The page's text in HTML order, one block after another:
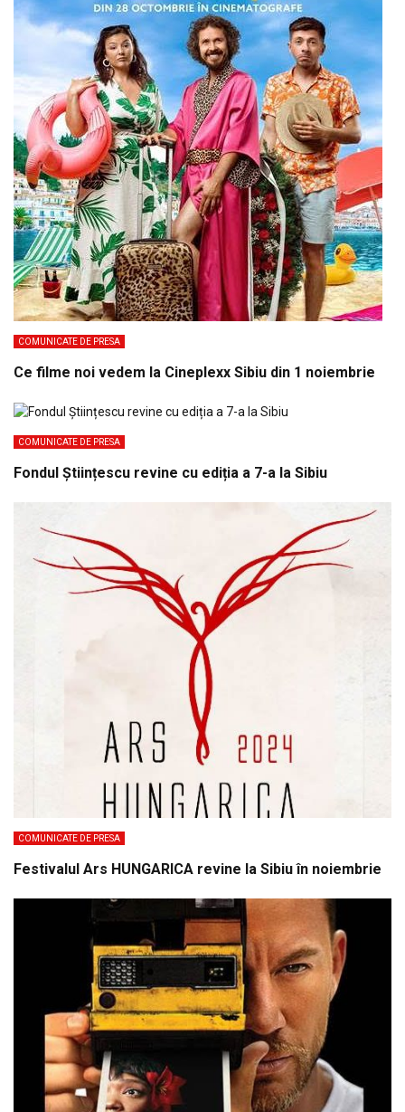
COMUNICATE DE PRESA
Ce filme noi vedem la Cineplexx Sibiu din 1 noiembrie
COMUNICATE DE PRESA
Fondul Științescu revine cu ediția a 7-a la Sibiu
COMUNICATE DE PRESA
Festivalul Ars HUNGARICA revine la Sibiu în noiembrie